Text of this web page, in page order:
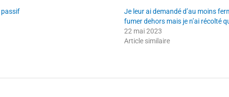
passif
Je leur ai demandé d’au moins
fumer dehors mais je n’ai récolté
22 mai 2023
Article similaire